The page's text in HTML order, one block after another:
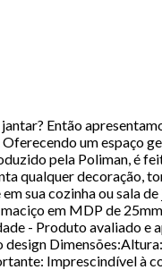
Então
um espaço
pela Poliman, é
qualquer decoração,
sua cozinha ou sala
em MDP de
- Produto avaliado
Imprescindível à